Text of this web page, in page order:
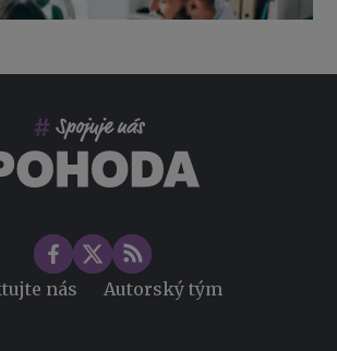
nás Autorský tým